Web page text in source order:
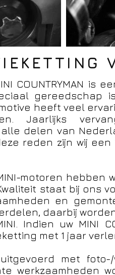
COUNTRYMAN is
gereedschap
heeft veel
Jaarlijks
delen van
reden zijn wij
motoren hebben
staat bij ons
en
daarbij
Indien uw MINI
met 1 jaar
met
werkzaamheden